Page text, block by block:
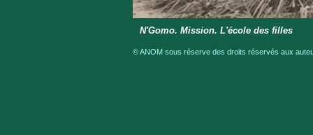
N'Gomo. Mission. L'école des filles
© ANOM sous réserve des droits réservés aux